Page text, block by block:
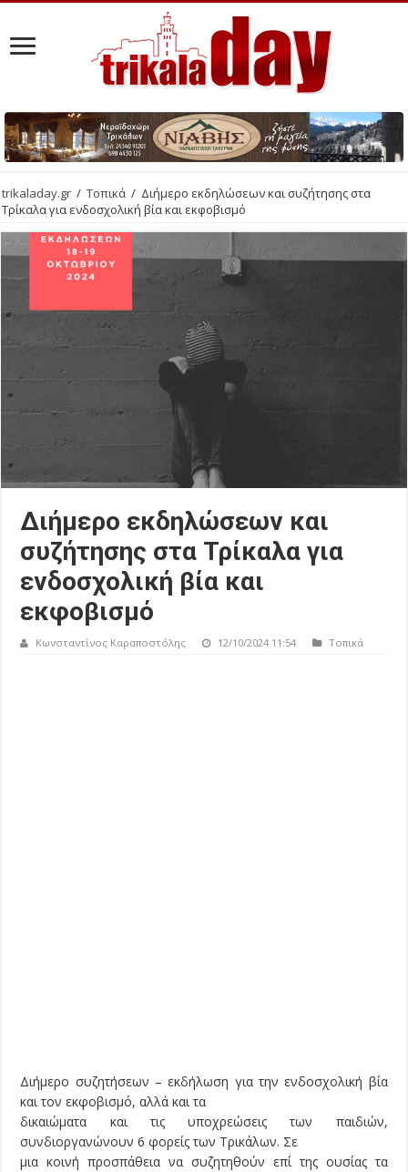
trikaladay.gr / Τοπικά / Διήμερο εκδηλώσεων και συζήτησης στα
Τρίκαλα για ενδοσχολική βία και εκφοβισμό
Διήμερο εκδηλώσεων και
συζήτησης στα Τρίκαλα για
ενδοσχολική βία και
εκφοβισμό
Κωνσταντίνος Καραποστόλης 12/10/2024 11:54 Τοπικά
Διήμερο συζητήσεων – εκδήλωση για την ενδοσχολική βία
και τον εκφοβισμό, αλλά και τα
δικαιώματα και τις υποχρεώσεις των παιδιών,
συνδιοργανώνουν 6 φορείς των Τρικάλων. Σε
μια κοινή προσπάθεια να συζητηθούν επί της ουσίας τα